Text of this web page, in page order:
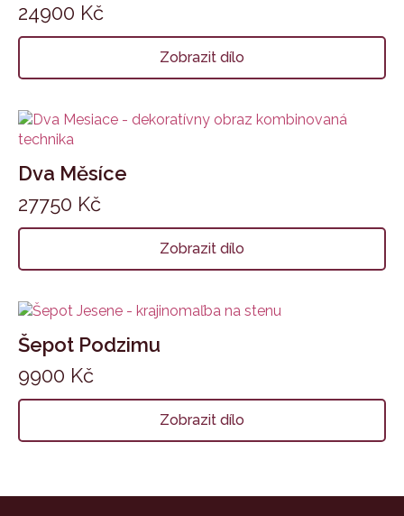
24900 Kč
Zobrazit dílo
Dva Měsíce
27750 Kč
Zobrazit dílo
Šepot Podzimu
9900 Kč
Zobrazit dílo